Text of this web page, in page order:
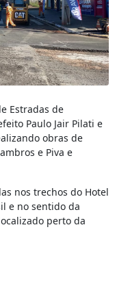
Estradas de
Paulo Jair Pilati e
obras de
e Piva e
nos trechos do Hotel
e no sentido da
perto da